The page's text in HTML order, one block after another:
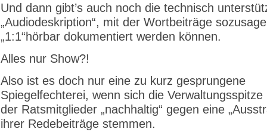
Und dann gibt’s auch noch die technisch
„Audiodeskription“, mit der Wortbeiträge
„1:1“hörbar dokumentiert werden können.
Alles nur Show?!
Also ist es doch nur eine zu kurz gesprungene
Spiegelfechterei, wenn sich die Verwaltungsspitze
der Ratsmitglieder „nachhaltig“ gegen eine
ihrer Redebeiträge stemmen.